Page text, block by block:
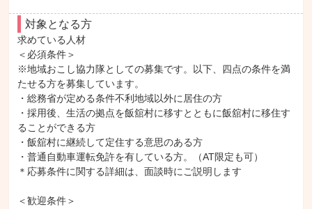
対象となる方
求めている人材
＜必須条件＞
※地域おこし協力隊としての募集です。以下、四点の条件を満
たせる方を募集しています。
・総務省が定める条件不利地域以外に居住の方
・採用後、生活の拠点を飯舘村に移すとともに飯舘村に移住す
ることができる方
・飯舘村に継続して定住する意思のある方
・普通自動車運転免許を有している方。（AT限定も可）
＊応募条件に関する詳細は、面談時にご説明します
＜歓迎条件＞